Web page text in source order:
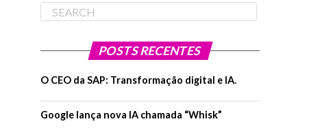
POSTS RECENTES
O CEO da SAP: Transformação digital e IA.
Google lança nova IA chamada “Whisk”